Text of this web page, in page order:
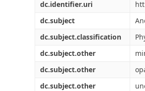
dc.identifier.uri
dc.subject
dc.subject.classification
dc.subject.other
dc.subject.other
dc.subject.other